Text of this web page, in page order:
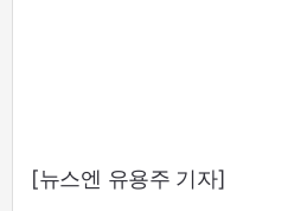
[뉴스엔 유용주 기자]